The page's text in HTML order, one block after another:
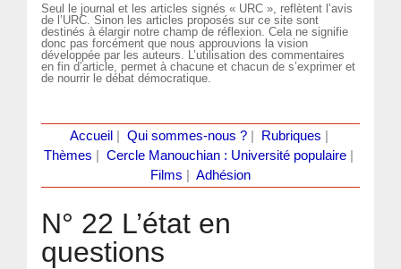
Seul le journal et les articles signés « URC », reflètent l’avis
de l’URC. Sinon les articles proposés sur ce site sont
destinés à élargir notre champ de réflexion. Cela ne signifie
donc pas forcément que nous approuvions la vision
développée par les auteurs. L’utilisation des commentaires
en fin d’article, permet à chacune et chacun de s’exprimer et
de nourrir le débat démocratique.
Accueil Qui sommes-nous ?| Rubriques
Thèmes
Cercle Manouchian : Université populaire
Films
Adhésion
N° 22 L’état en
questions